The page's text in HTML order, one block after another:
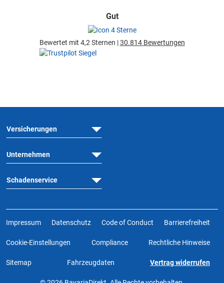
Gut
Bewertet mit 4,2 Sternen |30.814 Bewertungen
Versicherungen
Unternehmen
Schadenservice
Impressum Datenschutz Code of Conduct Barrierefreiheit
Cookie-Einstellungen Compliance Rechtliche Hinweise
Sitemap Fahrzeugdaten Vertrag widerrufen